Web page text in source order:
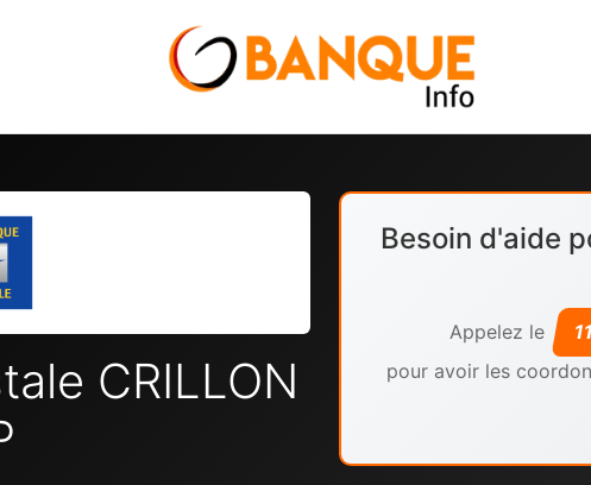
CRILLON
Besoin d'aide
Appelez le
pour avoir les